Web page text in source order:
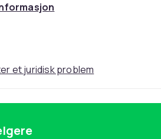
et juridisk problem